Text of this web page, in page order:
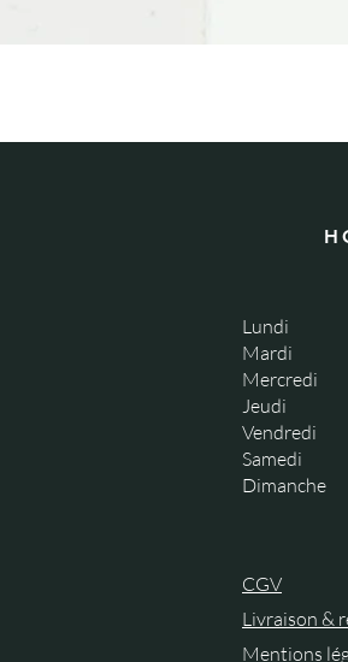
Lundi
Mardi
Mercredi
Jeudi
Vendredi
Samedi
Dimanche
CGV
Livraison &
Mentions